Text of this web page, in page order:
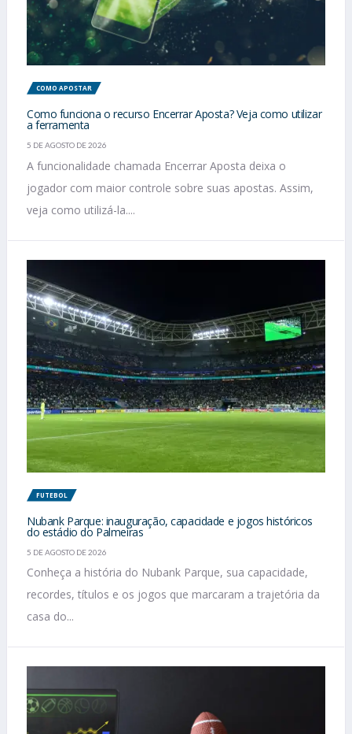
COMO APOSTAR
Como funciona o recurso Encerrar Aposta? Veja como utilizar
a ferramenta
5 DE AGOSTO DE 2026
A funcionalidade chamada Encerrar Aposta deixa o
jogador com maior controle sobre suas apostas. Assim,
veja como utilizá-la....
FUTEBOL
Nubank Parque: inauguração, capacidade e jogos históricos
do estádio do Palmeiras
5 DE AGOSTO DE 2026
Conheça a história do Nubank Parque, sua capacidade,
recordes, títulos e os jogos que marcaram a trajetória da
casa do...